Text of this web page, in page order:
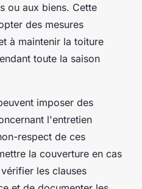
ou aux biens. Cette
des mesures
à maintenir la toiture
toute la saison
imposer des
l'entretien
respect de ces
la couverture en cas
les clauses